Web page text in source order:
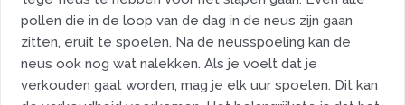
pollen die in de loop van de dag in de neus zijn gaan
zitten, eruit te spoelen. Na de neusspoeling kan de
neus ook nog wat nalekken. Als je voelt dat je
verkouden gaat worden, mag je elk uur spoelen. Dit kan